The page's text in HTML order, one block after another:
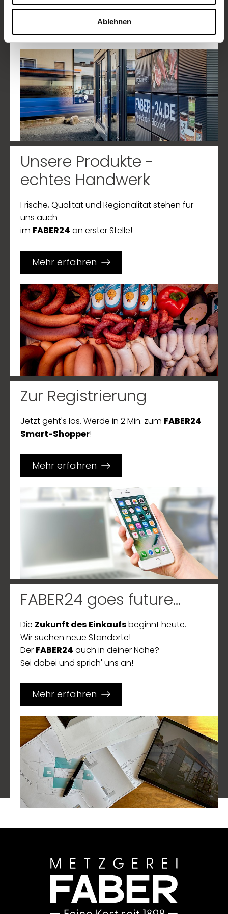
Ablehnen
Unsere Produkte -
echtes Handwerk
Frische, Qualität und Regionalität stehen für
uns auch
im FABER24 an erster Stelle!
Mehr erfahren
Zur Registrierung
Jetzt geht's los. Werde in 2 Min. zum FABER24
Smart-Shopper!
Mehr erfahren
FABER24 goes future...
Die Zukunft des Einkaufsbeginnt heute.
Wir suchen neue Standorte!
Der FABER24 auch in deiner Nähe?
Sei dabei und sprich' uns an!
Mehr erfahren